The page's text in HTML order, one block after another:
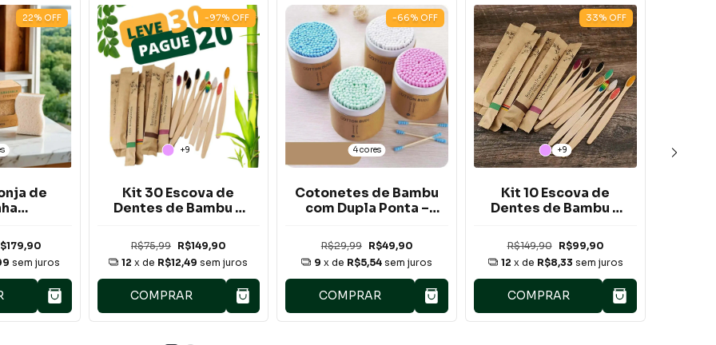
22% OFF
de
sem juros
-97% OFF
+9
Kit 30 Escova de
Dentes de Bambu –
(Pague 20 Leve 30)
R$75,99
R$149,90
12 x de R$12,49 sem juros
COMPRAR
-66% OFF
4 cores
Cotonetes de Bambu
com Dupla Ponta –
R$29,99
R$49,90
9 x de R$5,54 sem juros
COMPRAR
33% OFF
+9
Kit 10 Escova de
Dentes de Bambu –
R$149,90
R$99,90
12 x de R$8,33 sem juros
COMPRAR